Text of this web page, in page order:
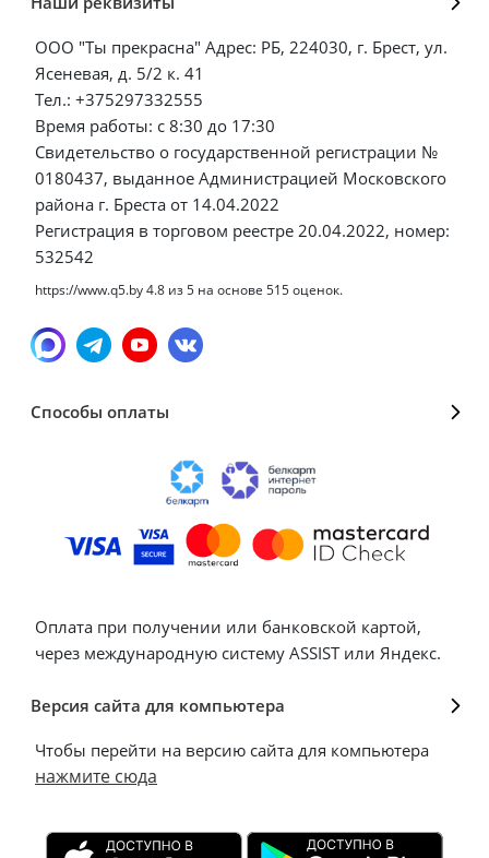
ООО "Ты прекрасна" Адрес: РБ, 224030, г. Брест, ул.
Ясеневая, д. 5/2 к. 41
Тел.: +375297332555
Время работы: с 8:30 до 17:30
Свидетельство о государственной регистрации №
0180437, выданное Администрацией Московского
района г. Бреста от 14.04.2022
Регистрация в торговом реестре 20.04.2022, номер:
532542
https://www.q5.by4.8 из5 на основе 515оценок.
Способы оплаты
Оплата при получении или банковской картой,
через международную систему ASSIST или Яндекс.
Версия сайта для компьютера
Чтобы перейти на версию сайта для компьютера
нажмите сюда